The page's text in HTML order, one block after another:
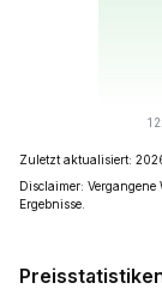
Zuletzt aktualisiert:
Disclaimer:
Ergebnisse.